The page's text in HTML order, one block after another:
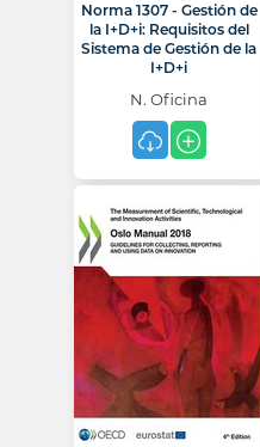
Norma 1307 - Gestión de
la I+D+i: Requisitos del
Sistema de Gestión de la
I+D+i
N. Oficina